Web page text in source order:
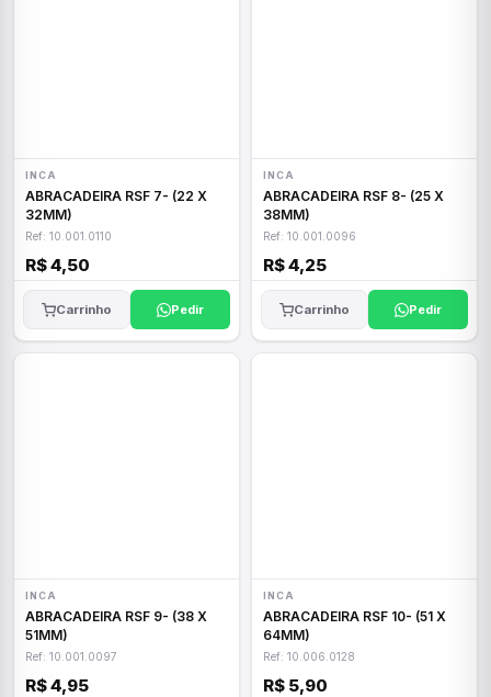
INCA
ABRACADEIRA RSF 7- (22 X
32MM)
Ref: 10.001.0110
R$ 4,50
Carrinho Pedir
INCA
ABRACADEIRA RSF 8- (25 X
38MM)
Ref: 10.001.0096
R$ 4,25
Carrinho Pedir
INCA
ABRACADEIRA RSF 9- (38 X
51MM)
Ref: 10.001.0097
R$ 4,95
INCA
ABRACADEIRA RSF 10- (51 X
64MM)
Ref: 10.006.0128
R$ 5,90